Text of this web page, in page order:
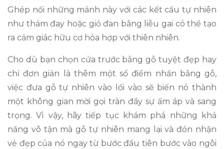
Ghép nối những mảnh này với các kết cấu tự nhiên
như thảm đay hoặc giỏ đan bằng liễu gai có thể tạo
ra cảm giác hữu cơ hòa hợp với thiên nhiên.
Cho dù bạn chọn cửa trước bằng gỗ tuyệt đẹp hay
chỉ đơn giản là thêm một số điểm nhấn bằng gỗ,
việc đưa gỗ tự nhiên vào lối vào sẽ biến nó thành
một không gian mời gọi tràn đầy sự ấm áp và sang
trọng. Vì vậy, hãy tiếp tục khám phá những khả
năng vô tận mà gỗ tự nhiên mang lại và đón nhận
vẻ đẹp của nó ngay từ bước đầu tiên bước vào ngôi